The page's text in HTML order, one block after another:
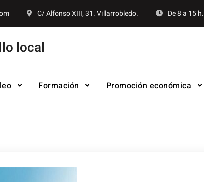
C/ Alfonso XIII, 31. Villarrobledo. De 8 a 15 h.
local
Formación Promoción económica